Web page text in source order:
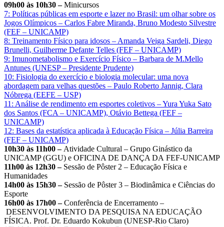
09h00 às 10h30 –Minicursos
7: Políticas públicas em esporte e lazer no Brasil: um olhar sobre os
Jogos Olímpicos – Carlos Fabre Miranda, Bruno Modesto Silvestre
(FEF – UNICAMP)
8: Treinamento Físico para idosos – Amanda Veiga Sardeli, Diego
Brunelli, Guilherme Defante Telles (FEF – UNICAMP)
9: Imunometabolismo e Exercício Físico – Barbara de M.Mello
Antunes (UNESP – Presidente Prudente)
10: Fisiologia do exercício e biologia molecular: uma nova
abordagem para velhas questões – Paulo Roberto Jannig, Clara
Nóbrega (EEFE – USP)
11: Análise de rendimento em esportes coletivos – Yura Yuka Sato
dos Santos (FCA – UNICAMP), Otávio Bettega (FEF –
UNICAMP)
12: Bases da estatística aplicada à Educação Física – Júlia Barreira
(FEF – UNICAMP)
10h30 às 11h00 –Atividade Cultural – Grupo Ginástico da
UNICAMP (GGU) e OFICINA DE DANÇA DA FEF-UNICAMP
​11h00 às 12h30 – Sessão de Pôster 2 – Educação Física e
Humanidades
14h00 às 15h30 – Sessão de Pôster 3 – Biodinâmica e Ciências do
Esporte
16h00 às 17h00 –Conferência de Encerramento –
DESENVOLVIMENTO DA PESQUISA NA EDUCAÇÃO
FÍSICA. Prof. Dr. Eduardo Kokubun (UNESP-Rio Claro)